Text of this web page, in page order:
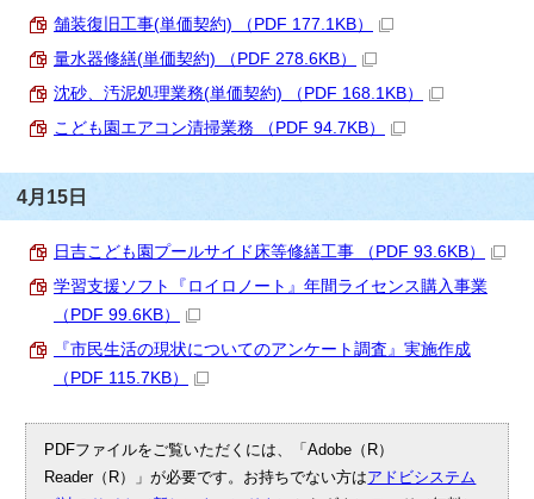
舗装復旧工事(単価契約) （PDF 177.1KB）
量水器修繕(単価契約) （PDF 278.6KB）
沈砂、汚泥処理業務(単価契約) （PDF 168.1KB）
こども園エアコン清掃業務 （PDF 94.7KB）
4月15日
日吉こども園プールサイド床等修繕工事 （PDF 93.6KB）
学習支援ソフト『ロイロノート』年間ライセンス購入事業
（PDF 99.6KB）
『市民生活の現状についてのアンケート調査』実施作成
（PDF 115.7KB）
PDFファイルをご覧いただくには、「Adobe（R）
Reader（R）」が必要です。お持ちでない方はアドビシステム